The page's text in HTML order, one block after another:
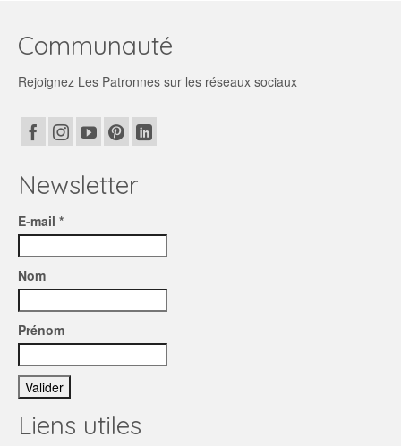
Communauté
Rejoignez Les Patronnes sur les réseaux sociaux
Newsletter
E-mail *
Nom
Prénom
Liens utiles